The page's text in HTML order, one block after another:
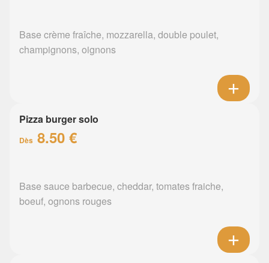
Base crème fraîche, mozzarella, double poulet,
champignons, oignons
Pizza burger solo
Dès 8.50 €
Base sauce barbecue, cheddar, tomates fraiche,
boeuf, ognons rouges